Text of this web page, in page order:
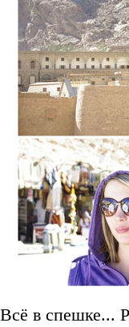
Всё в спешке...